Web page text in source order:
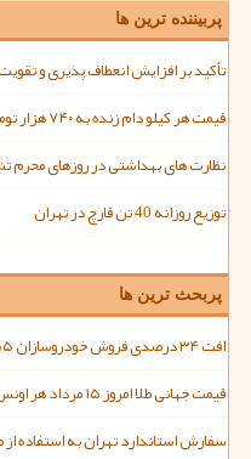
پربیننده ترین ها
تأکید بر افزایش انعطاف پذیری و
قیمت هر کیلو دام زنده به ۷۴۰ هزار تومان رسید
نظارت های بهداشتی در روزهای
توزیع روزانه 40 تن قارچ در تهران
پربحث ترین ها
افت ۳۴ درصدی فروش خودروسازان ۱۵۵ هزار خودرو در چهار ماه به فروش رسید
قیمت جهانی طلا امروز ۱۵ مرداد هر اونس به ۴۲۶۵ دلار و ۲۲ سنت رسید
سفارش استاندارد تهران به استفاده